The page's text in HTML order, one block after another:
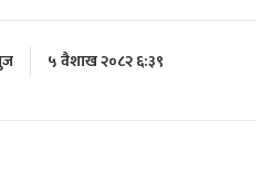
५ वैशाख २०८२ ६:३९